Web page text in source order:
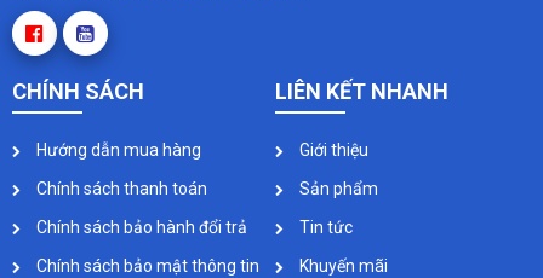
CHÍNH SÁCH
Hướng dẫn mua hàng
Chính sách thanh toán
Chính sách bảo hành đổi trả
Chính sách bảo mật thông tin
LIÊN KẾT NHANH
Giới thiệu
Sản phẩm
Tin tức
Khuyến mãi